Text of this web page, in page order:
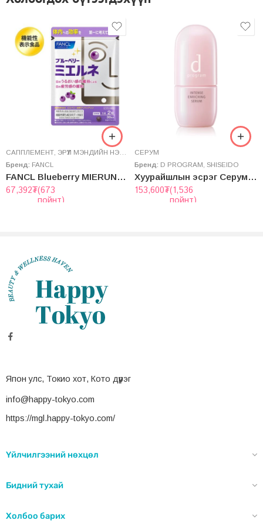
САППЛЕМЕНТ ЭРҮҮЛ МЭНДИЙН НЭМЭЛТ
Бренд: FANCL
FANCL Blueberry MIERUNE (for EYE)
67,392₮(673
пойнт)
СЕРУМ
Бренд: D PROGRAM SHISEIDO
Хуурайшлын эсрэг Серум – INTENSE ENRICHING SERUM
153,600₮(1,536
пойнт)
Япон улс, Токио хот, Кото дүүрэг
info@happy-tokyo.com
https://mgl.happy-tokyo.com/
Үйлчилгээний нөхцөл
Бидний тухай
Холбоо барих